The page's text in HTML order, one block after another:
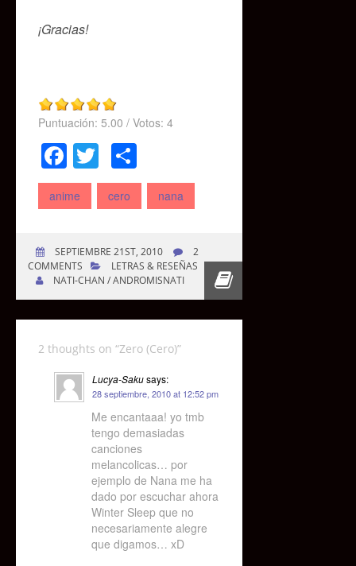
¡Gracias!
Puntuación: 5.00 / Votos: 4
Facebook
Twitter
anime cero nana
SEPTIEMBRE 21ST, 2010
2
COMMENTS
LETRAS & RESEÑAS
NATI-CHAN / ANDROMISNATI
2 thoughts on “Zero (Cero)”
Lucya-Sakusays:
28 septiembre, 2010 at 12:52 pm
Me encantaaa! yo tmb
tengo demasiadas
canciones
melancolicas… por
ejemplo de Nana me ha
dado por escuchar ahora
Winter Sleep que no
necesariamente alegre
que digamos… xD